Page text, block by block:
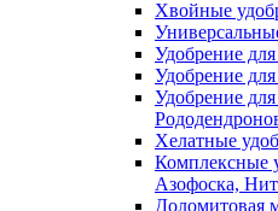
Хвойные
Удобрение
Удобрение
Удобрение
Хелатные
Комплексные
Азофоска,
Доломитовая